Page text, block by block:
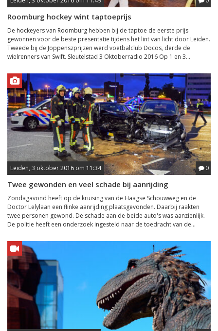
Roomburg hockey wint taptoeprijs
De hockeyers van Roomburg hebben bij de taptoe de eerste prijs
gewonnen voor de beste presentatie tijdens het lint van licht door Leiden.
Tweede bij de Joppenszprijzen werd voetbalclub Docos, derde de
wielrenners van Swift. Sleutelstad 3 Oktoberradio 2016 Op 1 en 3...
Leiden, 3 oktober 2016 om 11:34 0
Twee gewonden en veel schade bij aanrijding
Zondagavond heeft op de kruising van de Haagse Schouwweg en de
Doctor Lelylaan een flinke aanrijding plaatsgevonden. Daarbij raakten
twee personen gewond. De schade aan de beide auto's was aanzienlijk.
De politie heeft een onderzoek ingesteld naar de toedracht van de...